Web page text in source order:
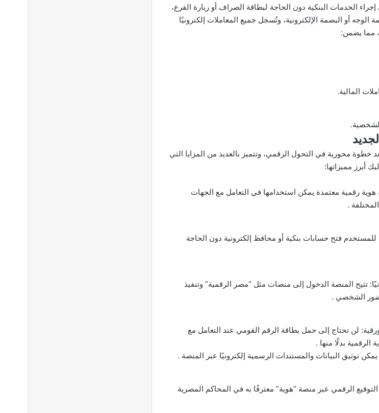
الخدمات البنكية دون الحاجة لبطاقة الصراف أو زيارة الفرع،
أو البصمة الإلكترونية، وتُسجل جميع المعاملات إلكترونيًا
مما يضمن:
المالية.
محورية في التحول الرقمي، وتتميز بالعديد من المزايا التي
أبرز مميزاتها:
هوية رقمية معتمدة يمكن استخدامها في التعامل مع الجهات
.
للمستخدم فتح حسابات بنكية أو محافظ إلكترونية دون الحاجة
تتيح المنصة الدخول إلى منصات مثل “مصر الرقمية” وتنفيذ
الشخصي .
لن تحتاج إلى حمل بطاقة الرقم القومي عند التعامل مع
بدلًا منها .
توثيق البيانات والمستندات الرسمية إلكترونيًا عبر المنصة .
التوقيع الرقمي عبر منصة “هوية” معترفًا به في المحاكم المصرية